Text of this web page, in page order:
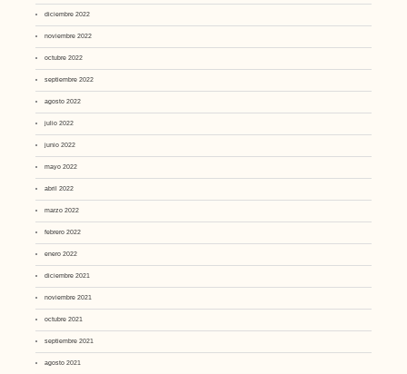
diciembre 2022
noviembre 2022
octubre 2022
septiembre 2022
agosto 2022
julio 2022
junio 2022
mayo 2022
abril 2022
marzo 2022
febrero 2022
enero 2022
diciembre 2021
noviembre 2021
octubre 2021
septiembre 2021
agosto 2021